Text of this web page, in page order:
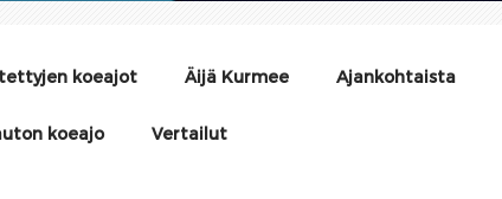
koeajot Äijä Kurmee Ajankohtaista
koeajo Vertailut